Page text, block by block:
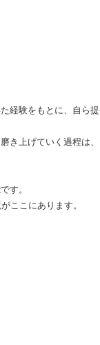
経験をもとに、自ら提
き上げていく過程は、
す。
ここにあります。